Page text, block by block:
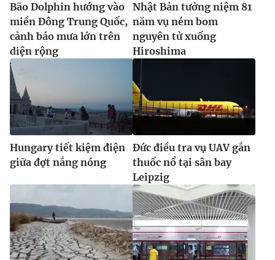
Bão Dolphin hướng vào
miền Đông Trung Quốc,
cảnh báo mưa lớn trên
diện rộng
Nhật Bản tưởng niệm 81
năm vụ ném bom
nguyên tử xuống
Hiroshima
Hungary tiết kiệm điện
giữa đợt nắng nóng
Đức điều tra vụ UAV gắn
thuốc nổ tại sân bay
Leipzig